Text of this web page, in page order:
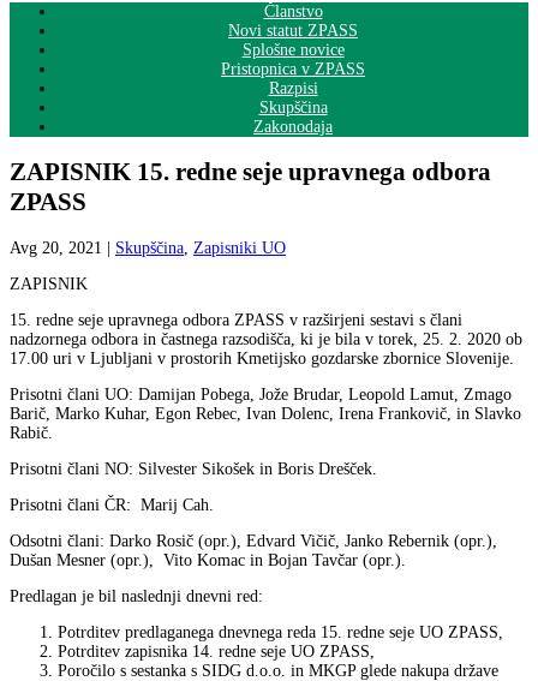
Članstvo
Novi statut ZPASS
Splošne novice
Pristopnica v ZPASS
Razpisi
Skupščina
Zakonodaja
ZAPISNIK 15. redne seje upravnega odbora
ZPASS
Avg 20, 2021 | Skupščina Zapisniki UO
ZAPISNIK
15. redne seje upravnega odbora ZPASS v razširjeni sestavi s člani
nadzornega odbora in častnega razsodišča, ki je bila v torek, 25. 2. 2020 ob
17.00 uri v Ljubljani v prostorih Kmetijsko gozdarske zbornice Slovenije.
Prisotni člani UO: Damijan Pobega, Jože Brudar, Leopold Lamut, Zmago
Barič, Marko Kuhar, Egon Rebec, Ivan Dolenc, Irena Frankovič, in Slavko
Rabič.
Prisotni člani NO: Silvester Sikošek in Boris Drešček.
Prisotni člani ČR: Marij Cah.
Odsotni člani: Darko Rosič (opr.), Edvard Vičič, Janko Rebernik (opr.),
Dušan Mesner (opr.), Vito Komac in Bojan Tavčar (opr.).
Predlagan je bil naslednji dnevni red:
Potrditev predlaganega dnevnega reda 15. redne seje UO ZPASS,
Potrditev zapisnika 14. redne seje UO ZPASS,
Poročilo s sestanka s SIDG d.o.o. in MKGP glede nakupa države